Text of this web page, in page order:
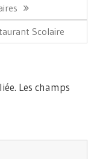
Scolaire
Les champs